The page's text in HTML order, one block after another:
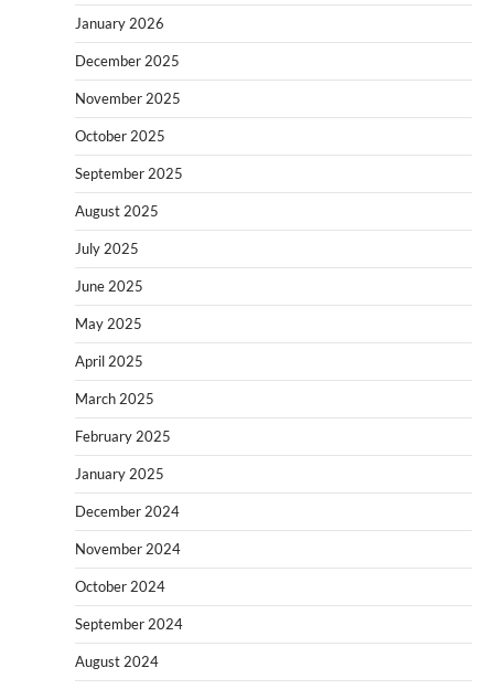
January 2026
December 2025
November 2025
October 2025
September 2025
August 2025
July 2025
June 2025
May 2025
April 2025
March 2025
February 2025
January 2025
December 2024
November 2024
October 2024
September 2024
August 2024